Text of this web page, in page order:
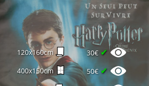
120x160cm 30€ ✔
400x150cm 50€✔